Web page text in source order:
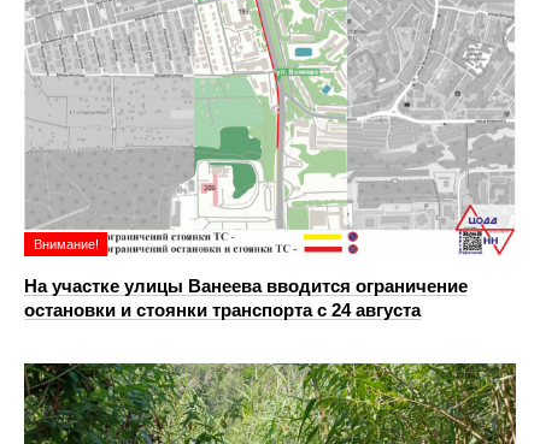
Внимание!
На участке улицы Ванеева вводится ограничение
остановки и стоянки транспорта с 24 августа